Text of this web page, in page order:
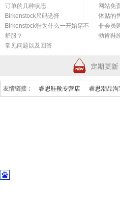
订单的几种状态
Birkenstock尺码选择
Birkenstock鞋为什么一开始穿不
舒服？
常见问题以及回答
网站免
体贴的
非会员
勃肯鞋
友情链接： 睿思鞋靴专营店 睿思潮品淘